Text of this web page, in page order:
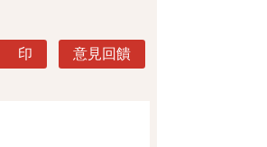
印 意見回饋